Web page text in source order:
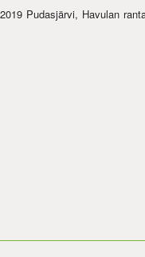
Pudasjärvi, Havulan